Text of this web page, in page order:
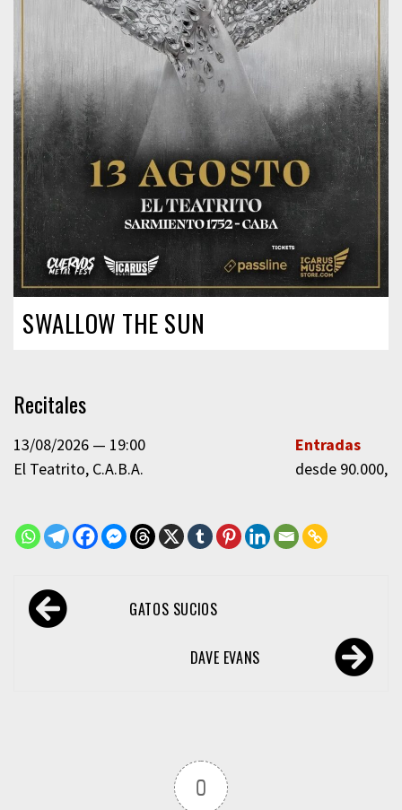
SWALLOW THE SUN
Recitales
13/08/2026
19:00
El Teatrito C.A.B.A.
Entradas
desde
Navegación
de GATOS SUCIOS
DAVE EVANS
0